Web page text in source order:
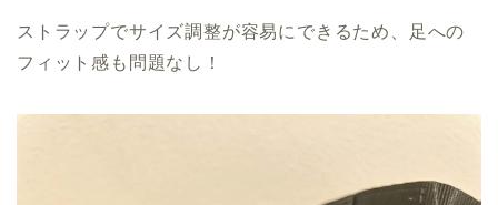
ストラップでサイズ調整が容易にできるため、足への
フィット感も問題なし！